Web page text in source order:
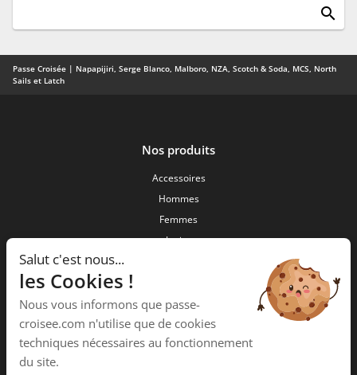
search
Passe Croisée | Napapijiri, Serge Blanco, Malboro, NZA, Scotch & Soda, MCS, North
Sails et Latch
Nos produits
Accessoires
Hommes
Femmes
Junior
34 ,Rue des forgerons
15000 Aurillac
Salut c'est nous...
les Cookies !
Nous vous informons que passe-
croisee.com n'utilise que de cookies
techniques nécessaires au fonctionnement
du site.